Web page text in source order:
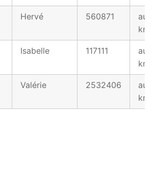
Hervé 560871
au
km
Isabelle 117111
au
km
Valérie 2532406
au
km